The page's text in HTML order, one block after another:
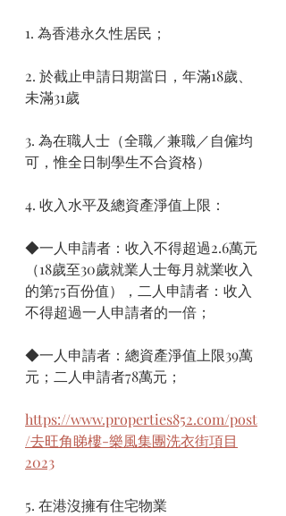
1. 為香港永久性居民；
2. 於截止申請日期當日，年滿18歲、
未滿31歲
3. 為在職人士（全職／兼職／自僱均
可，惟全日制學生不合資格）
4. 收入水平及總資產淨值上限：
◆一人申請者：收入不得超過2.6萬元
（18歲至30歲就業人士每月就業收入
的第75百份值），二人申請者：收入
不得超過一人申請者的一倍；
◆一人申請者：總資產淨值上限39萬
元；二人申請者78萬元；
https://www.properties852.com/post
/去旺角睇樓-樂風集團洗衣街項目
2023
5. 在港沒擁有住宅物業